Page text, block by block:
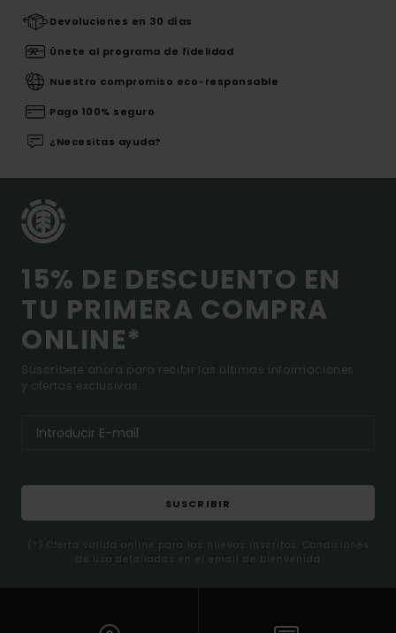
Devoluciones en 30 días
Únete al programa de fidelidad
Nuestro compromiso eco-responsable
Pago 100% seguro
¿Necesitas ayuda?
15% DE DESCUENTO EN
TU PRIMERA COMPRA
ONLINE*
Suscríbete ahora para recibir las ultimas informaciones
y ofertas exclusivas.
SUSCRIBIR
(*) Oferta valida online para los nuevos inscritos. Condiciones
de uso detalladas en el email de bienvenida